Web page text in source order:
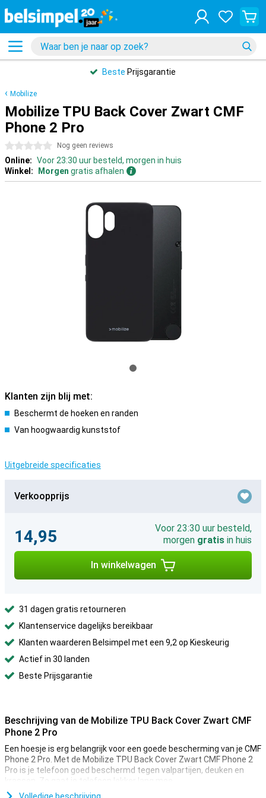
Beste Prijsgarantie
Mobilize
Mobilize TPU Back Cover Zwart CMF
Phone 2 Pro
0 sterren Nog geen reviews
Online: Voor 23:30 uur besteld, morgen in huis
Winkel:
Morgen gratis afhalen
Klanten zijn blij met:
Beschermt de hoeken en randen
Van hoogwaardig kunststof
Uitgebreide specificaties
Verkoopprijs
14,95
Voor 23:30 uur besteld,
morgen gratis in huis
In winkelwagen
31 dagen gratis retourneren
Klantenservice dagelijks bereikbaar
Klanten waarderen Belsimpel met een 9,2 op Kieskeurig
Actief in 30 landen
Beste Prijsgarantie
Beschrijving van de Mobilize TPU Back Cover Zwart CMF
Phone 2 Pro
Een hoesje is erg belangrijk voor een goede bescherming van je CMF
Phone 2 Pro. Met de Mobilize TPU Back Cover Zwart CMF Phone 2
Pro is je telefoon goed beschermd tegen valpartijen, deuken en
krassen. Zo gaat je telefoon lekker lang mee.